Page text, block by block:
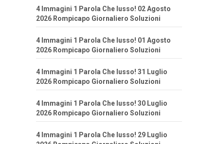
4 Immagini 1 Parola Che lusso! 02 Agosto
2026 Rompicapo Giornaliero Soluzioni
4 Immagini 1 Parola Che lusso! 01 Agosto
2026 Rompicapo Giornaliero Soluzioni
4 Immagini 1 Parola Che lusso! 31 Luglio
2026 Rompicapo Giornaliero Soluzioni
4 Immagini 1 Parola Che lusso! 30 Luglio
2026 Rompicapo Giornaliero Soluzioni
4 Immagini 1 Parola Che lusso! 29 Luglio